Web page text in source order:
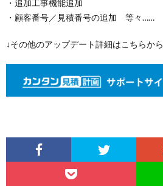
・追加工事機能追加
・顧客番号／見積番号の追加 等々……
↓その他のアップデート詳細はこちらから